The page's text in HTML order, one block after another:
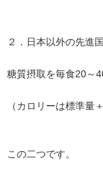
２．日本以外の先進
糖質摂取を毎食20～
（カロリーは標準量
この二つです。